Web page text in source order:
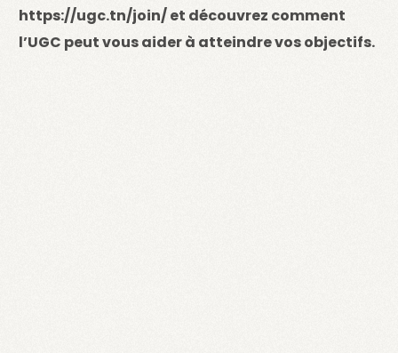
https://ugc.tn/join/ et découvrez comment
l’UGC peut vous aider à atteindre vos objectifs.